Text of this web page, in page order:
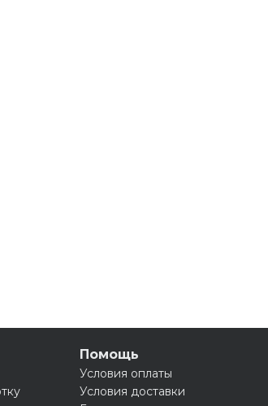
Помощь
Условия оплаты
Условия доставки